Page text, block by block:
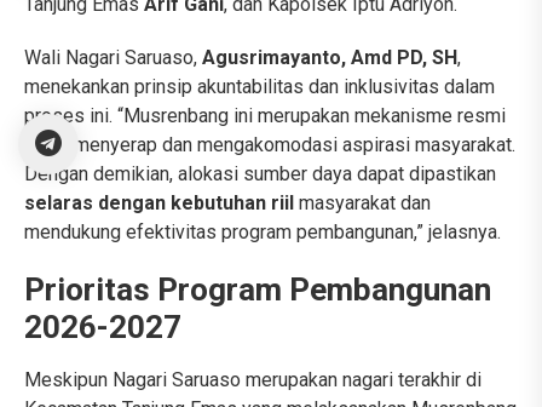
Tanjung Emas Arif Gani, dan Kapolsek Iptu Adriyon.
Wali Nagari Saruaso, Agusrimayanto, Amd PD, SH,
menekankan prinsip akuntabilitas dan inklusivitas dalam
proses ini. “Musrenbang ini merupakan mekanisme resmi
untuk menyerap dan mengakomodasi aspirasi masyarakat.
Dengan demikian, alokasi sumber daya dapat dipastikan
selaras dengan kebutuhan riil masyarakat dan
mendukung efektivitas program pembangunan,” jelasnya.
Prioritas Program Pembangunan
2026-2027
Meskipun Nagari Saruaso merupakan nagari terakhir di